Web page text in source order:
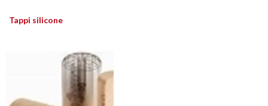
Tappi silicone